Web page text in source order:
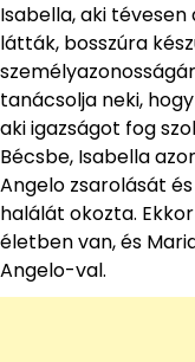
Isabella, aki tévesen
látták, bosszúra
tanácsolja neki,
aki igazságot fog
Bécsbe, Isabella
Angelo zsarolását
halálát okozta.
életben van, és
Angelo-val.